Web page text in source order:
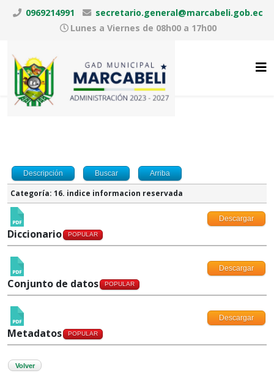
0969214991
secretario.general@marcabeli.gob.ec
Lunes a Viernes de 08h00 a 17h00
Descripción Buscar Arriba
Categoría: 16. indice informacion reservada
Diccionario POPULAR
Descargar
Conjunto de datos POPULAR
Descargar
Metadatos POPULAR
Descargar
Volver